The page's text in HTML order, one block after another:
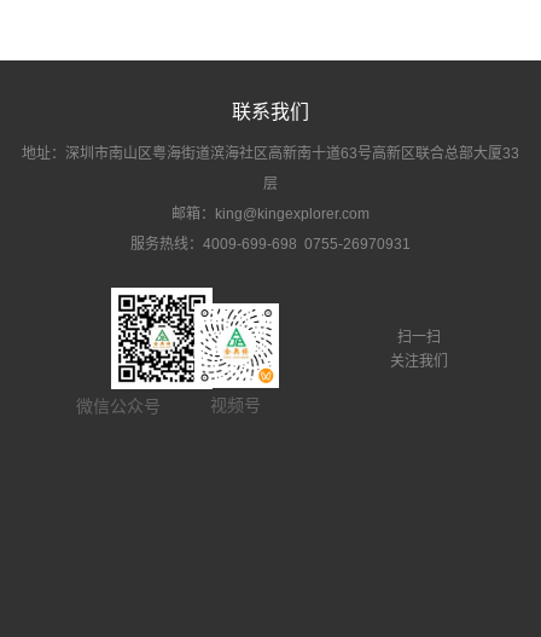
联系我们
地址：深圳市南山区粤海街道滨海社区高新南十道63号高新区联合总部大厦33
层
邮箱：king@kingexplorer.com
服务热线：4009-699-698 0755-26970931
微信公众号 视频号
扫一扫
关注我们